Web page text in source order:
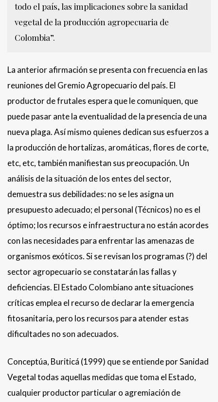
todo el país, las implicaciones sobre la sanidad
vegetal de la producción agropecuaria de
Colombia”.
La anterior afirmación se presenta con frecuencia en las
reuniones del Gremio Agropecuario del país. El
productor de frutales espera que le comuniquen, que
puede pasar ante la eventualidad de la presencia de una
nueva plaga. Así mismo quienes dedican sus esfuerzos a
la producción de hortalizas, aromáticas, flores de corte,
etc, etc, también manifiestan sus preocupación. Un
análisis de la situación de los entes del sector,
demuestra sus debilidades: no se les asigna un
presupuesto adecuado; el personal (Técnicos) no es el
óptimo; los recursos e infraestructura no están acordes
con las necesidades para enfrentar las amenazas de
organismos exóticos. Si se revisan los programas (?) del
sector agropecuario se constatarán las fallas y
deficiencias. El Estado Colombiano ante situaciones
críticas emplea el recurso de declarar la emergencia
fitosanitaria, pero los recursos para atender estas
dificultades no son adecuados.
Conceptúa, Buriticá (1999) que se entiende por Sanidad
Vegetal todas aquellas medidas que toma el Estado,
cualquier productor particular o agremiación de